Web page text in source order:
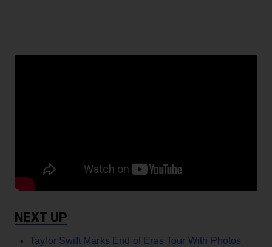
Taylor Swift Marks End of Eras Tour With Photos